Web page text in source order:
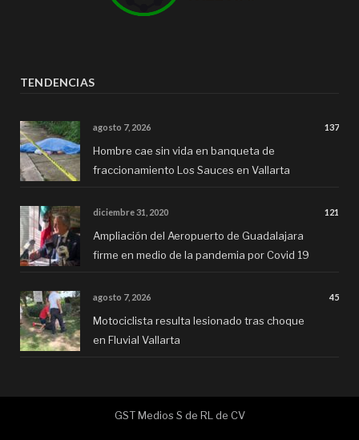
TENDENCIAS
agosto 7, 2026 137
Hombre cae sin vida en banqueta de
fraccionamiento Los Sauces en Vallarta
diciembre 31, 2020 121
Ampliación del Aeropuerto de Guadalajara
firme en medio de la pandemia por Covid 19
agosto 7, 2026 45
Motociclista resulta lesionado tras choque
en Fluvial Vallarta
GST Medios S de RL de CV